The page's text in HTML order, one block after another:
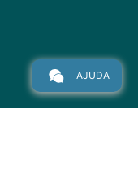
AJUDA